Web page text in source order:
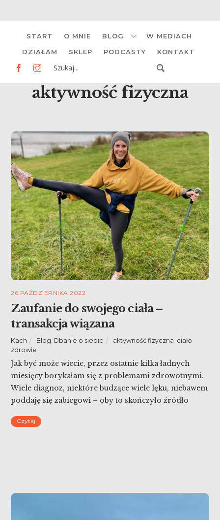
content
START O MNIE BLOG W MEDIACH
DZIAŁAM SKLEP PODCASTY KONTAKT
aktywność fizyczna
26 PAŹDZIERNIKA 2022
Zaufanie do swojego ciała –
transakcja wiązana
Kach Blog Dbanie o siebie aktywność fizyczna ciało
zdrowie
Jak być może wiecie, przez ostatnie kilka ładnych
miesięcy borykałam się z problemami zdrowotnymi.
Wiele diagnoz, niektóre budzące wiele lęku, niebawem
poddaję się zabiegowi – oby to skończyło źródło
nerwowe, albo choroba podsycana niepokojem
Czytaj